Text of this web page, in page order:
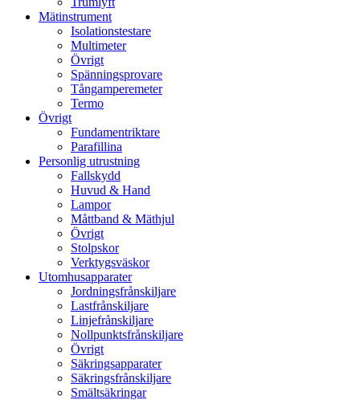
Mätinstrument
Isolationstestare
Multimeter
Övrigt
Spänningsprovare
Tångamperemeter
Termo
Övrigt
Fundamentriktare
Parafillina
Personlig utrustning
Fallskydd
Huvud & Hand
Lampor
Måttband & Mäthjul
Övrigt
Stolpskor
Verktygsväskor
Utomhusapparater
Jordningsfrånskiljare
Lastfrånskiljare
Linjefrånskiljare
Nollpunktsfrånskiljare
Övrigt
Säkringsapparater
Säkringsfrånskiljare
Smältsäkringar